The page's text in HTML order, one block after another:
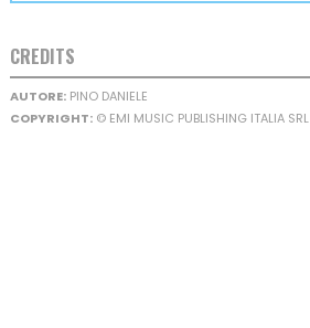
CREDITS
AUTORE:PINO DANIELE
COPYRIGHT:© EMI MUSIC PUBLISHING ITALIA SRL